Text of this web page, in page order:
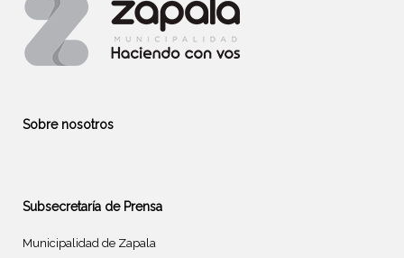
Sobre nosotros
Subsecretaría de Prensa
Municipalidad de Zapala